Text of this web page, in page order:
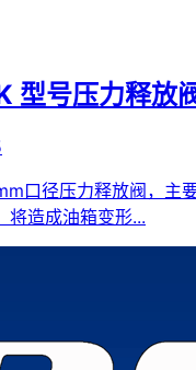
号压力释放
口径压力释放阀，主
将造成油箱变形...